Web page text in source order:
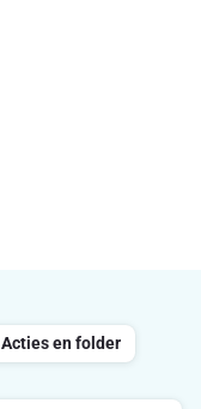
Acties en folder